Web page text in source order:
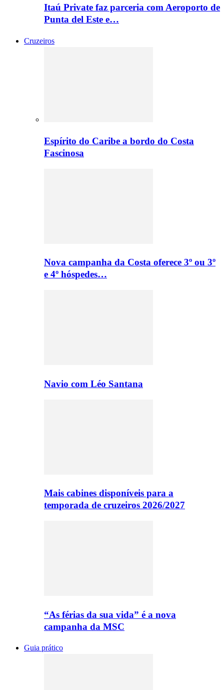
Itaú Private faz parceria com Aeroporto de
Punta del Este e…
Cruzeiros
Espírito do Caribe a bordo do Costa
Fascinosa
Nova campanha da Costa oferece 3º ou 3º
e 4º hóspedes…
Navio com Léo Santana
Mais cabines disponíveis para a
temporada de cruzeiros 2026/2027
“As férias da sua vida” é a nova
campanha da MSC
Guia prático